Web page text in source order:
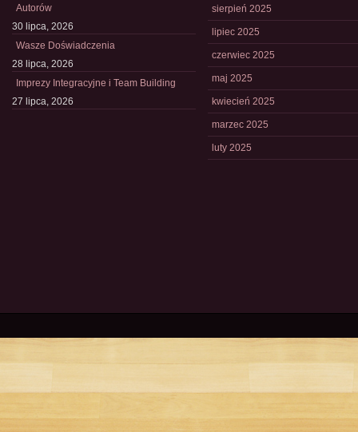
Autorów
30 lipca, 2026
Wasze Doświadczenia
28 lipca, 2026
Imprezy Integracyjne i Team Building
27 lipca, 2026
sierpień 2025
lipiec 2025
czerwiec 2025
maj 2025
kwiecień 2025
marzec 2025
luty 2025